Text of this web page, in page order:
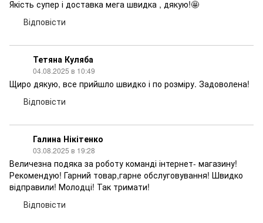
Якість супер і доставка мега швидка , дякую!🤩
Відповісти
Тетяна Куляба
04.08.2025 в 10:49
Щиро дякую, все прийшло швидко і по розміру. Задоволена!
Відповісти
Галина Нікітенко
03.08.2025 в 19:28
Величезна подяка за роботу команді інтернет- магазину!
Рекомендую! Гарний товар,гарне обслуговування! Швидко
відправили! Молодці! Так тримати!
Відповісти